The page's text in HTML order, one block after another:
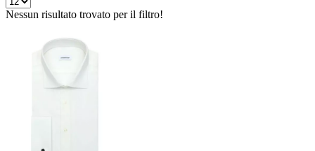
Nessun risultato trovato per il filtro!